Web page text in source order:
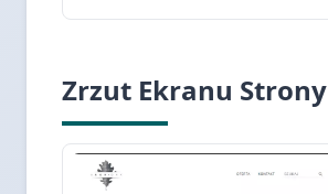
Zrzut Ekranu Strony